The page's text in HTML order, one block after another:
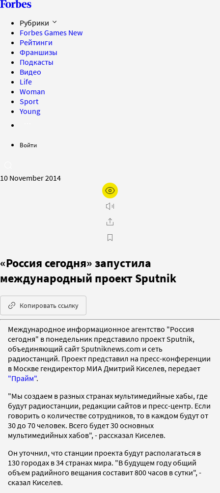
Рубрики
Forbes Games New
Рейтинги
Франшизы
Подкасты
Видео
Life
Woman
Sport
Young
Войти
10 November 2014
«Россия сегодня» запустила
международный проект Sputnik
Копировать ссылку
Международное информационное агентство "Россия
сегодня" в понедельник представило проект Sputnik,
объединяющий сайт Sputniknews.com и сеть
радиостанций. Проект представил на пресс-конференции
в Москве гендиректор МИА Дмитрий Киселев, передает
"Прайм".
"Мы создаем в разных странах мультимедийные хабы, где
будут радиостанции, редакции сайтов и пресс-центр. Если
говорить о количестве сотрудников, то в каждом будут от
30 до 70 человек. Всего будет 30 основных
мультимедийных хабов", - рассказал Киселев.
Он уточнил, что станции проекта будут располагаться в
130 городах в 34 странах мира. "В будущем году общий
объем радийного вещания составит 800 часов в сутки", -
сказал Киселев.